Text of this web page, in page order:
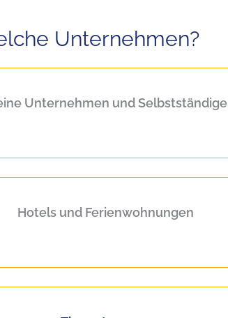
Unternehmen?
Unternehmen und Selbstständige
Hotels und Ferienwohnungen